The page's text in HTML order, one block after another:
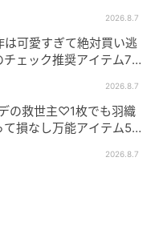
2026.8.7
は可愛すぎて絶対買い逃
チェック推奨アイテム7
2026.8.7
の救世主♡1枚でも羽織
て損なし万能アイテム5
2026.8.7